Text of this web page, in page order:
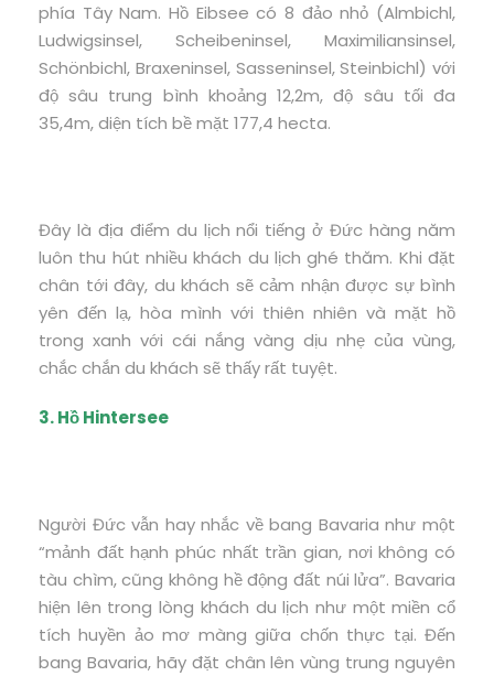
phía Tây Nam. Hồ Eibsee có 8 đảo nhỏ (Almbichl,
Ludwigsinsel, Scheibeninsel, Maximiliansinsel,
Schönbichl, Braxeninsel, Sasseninsel, Steinbichl) với
độ sâu trung bình khoảng 12,2m, độ sâu tối đa
35,4m, diện tích bề mặt 177,4 hecta.
Đây là địa điểm du lịch nổi tiếng ở Đức hàng năm
luôn thu hút nhiều khách du lịch ghé thăm. Khi đặt
chân tới đây, du khách sẽ cảm nhận được sự bình
yên đến lạ, hòa mình với thiên nhiên và mặt hồ
trong xanh với cái nắng vàng dịu nhẹ của vùng,
chắc chắn du khách sẽ thấy rất tuyệt.
3. Hồ Hintersee
Người Đức vẫn hay nhắc về bang Bavaria như một
“mảnh đất hạnh phúc nhất trần gian, nơi không có
tàu chìm, cũng không hề động đất núi lửa”. Bavaria
hiện lên trong lòng khách du lịch như một miền cổ
tích huyền ảo mơ màng giữa chốn thực tại. Đến
bang Bavaria, hãy đặt chân lên vùng trung nguyên